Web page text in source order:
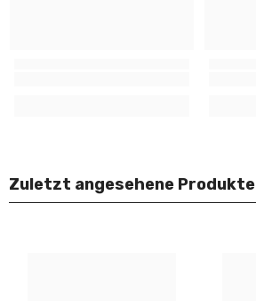
Zuletzt angesehene Produkte